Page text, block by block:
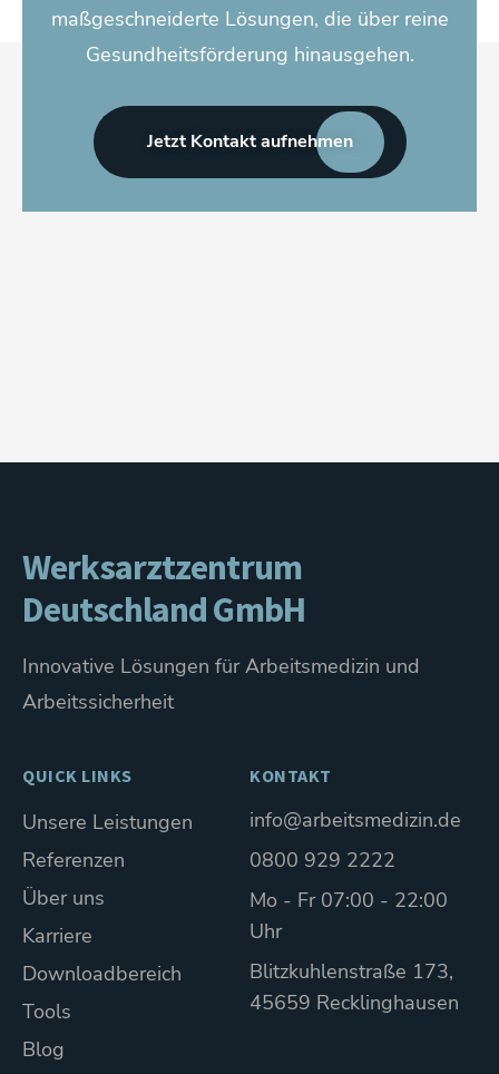
maßgeschneiderte Lösungen, die über reine
Gesundheitsförderung hinausgehen.
Jetzt Kontakt aufnehmen
Werksarztzentrum
Deutschland GmbH
Innovative Lösungen für Arbeitsmedizin und
Arbeitssicherheit
QUICK LINKS
Unsere Leistungen
Referenzen
Über uns
Karriere
Downloadbereich
Tools
Blog
KONTAKT
info@arbeitsmedizin.de
0800 929 2222
Mo - Fr 07:00 - 22:00
Uhr
Blitzkuhlenstraße 173,
45659 Recklinghausen